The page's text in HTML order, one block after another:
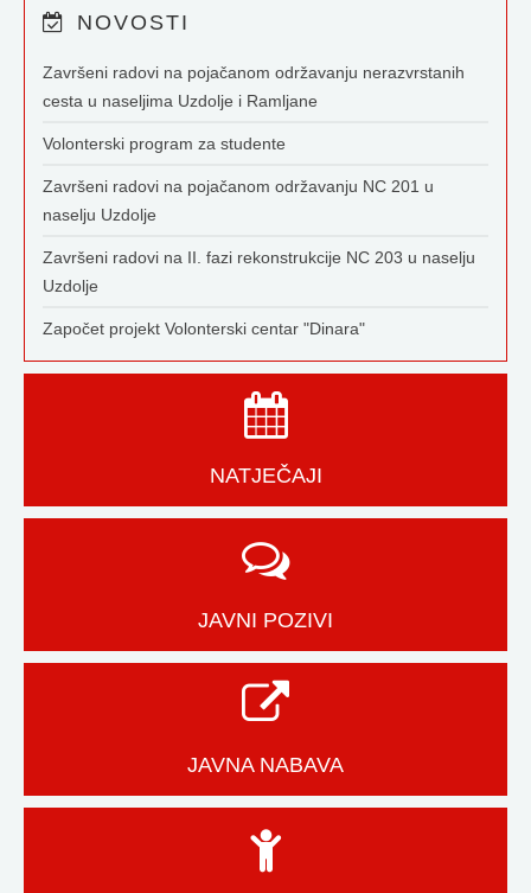
NOVOSTI
Završeni radovi na pojačanom održavanju nerazvrstanih
cesta u naseljima Uzdolje i Ramljane
Volonterski program za studente
Završeni radovi na pojačanom održavanju NC 201 u
naselju Uzdolje
Završeni radovi na II. fazi rekonstrukcije NC 203 u naselju
Uzdolje
Započet projekt Volonterski centar "Dinara"
NATJEČAJI
JAVNI POZIVI
JAVNA NABAVA